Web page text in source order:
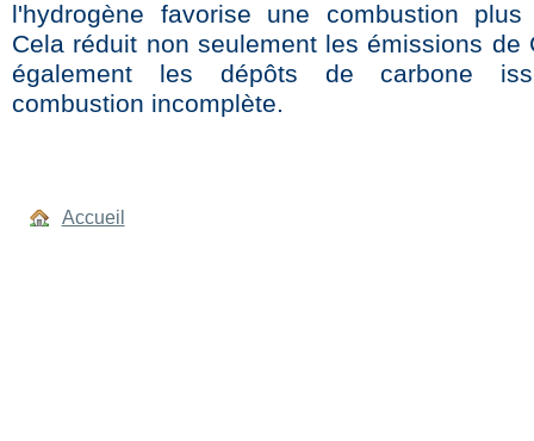
l'hydrogène favorise une combustion plus
Cela réduit non seulement les émissions de
également les dépôts de carbone
combustion incomplète.
Accueil